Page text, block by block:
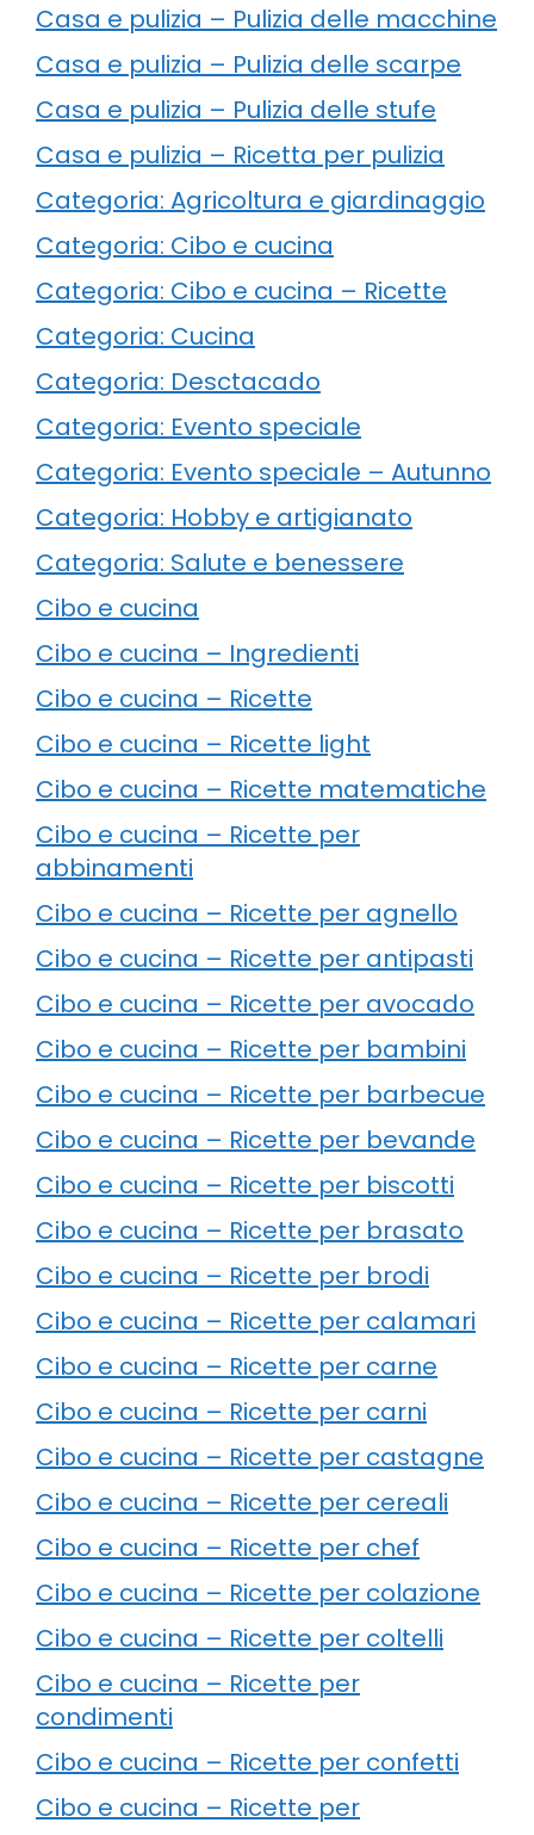
Casa e pulizia – Pulizia delle macchine
Casa e pulizia – Pulizia delle scarpe
Casa e pulizia – Pulizia delle stufe
Casa e pulizia – Ricetta per pulizia
Categoria: Agricoltura e giardinaggio
Categoria: Cibo e cucina
Categoria: Cibo e cucina – Ricette
Categoria: Cucina
Categoria: Desctacado
Categoria: Evento speciale
Categoria: Evento speciale – Autunno
Categoria: Hobby e artigianato
Categoria: Salute e benessere
Cibo e cucina
Cibo e cucina – Ingredienti
Cibo e cucina – Ricette
Cibo e cucina – Ricette light
Cibo e cucina – Ricette matematiche
Cibo e cucina – Ricette per
abbinamenti
Cibo e cucina – Ricette per agnello
Cibo e cucina – Ricette per antipasti
Cibo e cucina – Ricette per avocado
Cibo e cucina – Ricette per bambini
Cibo e cucina – Ricette per barbecue
Cibo e cucina – Ricette per bevande
Cibo e cucina – Ricette per biscotti
Cibo e cucina – Ricette per brasato
Cibo e cucina – Ricette per brodi
Cibo e cucina – Ricette per calamari
Cibo e cucina – Ricette per carne
Cibo e cucina – Ricette per carni
Cibo e cucina – Ricette per castagne
Cibo e cucina – Ricette per cereali
Cibo e cucina – Ricette per chef
Cibo e cucina – Ricette per colazione
Cibo e cucina – Ricette per coltelli
Cibo e cucina – Ricette per
condimenti
Cibo e cucina – Ricette per confetti
Cibo e cucina – Ricette per